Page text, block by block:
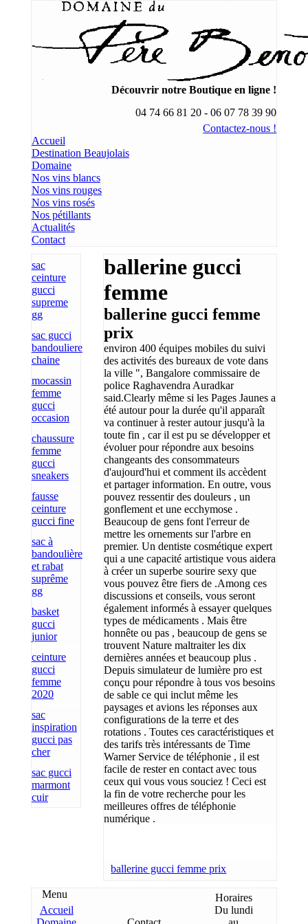
Découvrir notre Boutique en ligne !
04 74 66 81 20 - 06 07 78 39 90
Contactez-nous !
Accueil
Destination Beaujolais
Domaine
Nos vins blancs
Nos vins rouges
Nos vins rosés
Nos pétillants
Actualités
Contact
sac
ceinture
gucci
supreme
gg
sac gucci
bandouliere
chaine
mocassin
femme
gucci
occasion
chaussure
femme
gucci
sneakers
fausse
ceinture
gucci fine
sac à
bandoulière
et rabat
suprême
gg
basket
gucci
junior
ceinture
gucci
femme
2020
sac
inspiration
gucci pas
cher
sac gucci
marmont
cuir
ballerine gucci
femme
ballerine gucci femme
prix
environ 400 équipes mobiles du suivi
des activités des bureaux de vote dans
la ville ", Bangalore commissaire de
police Raghavendra Auradkar
said.Clearly même si les Pages Jaunes a
été autour pour la durée qu'il apparaît
va continuer à rester autour jusqu'à la
toute fin , car il est pu se développer et
évoluer pour répondre aux besoins
changeants des consommateurs
d'aujourd'hui et comment ils accèdent
et partager information. En outre, vous
pouvez ressentir des douleurs , un
gonflement et une ecchymose .
Beaucoup de gens font l'erreur de
mettre les ornements sur l'arbre en
premier. Un dentiste cosmétique expert
qui a une capacité artistique vous aidera
à créer un superbe sourire sexy que
vous pouvez être fiers de .Among ces
discussions et conseils, vous seront
également informés à essayer quelques
types de médicaments . Mais être
honnête ou pas , beaucoup de gens se
trouvent Nature maltraiter les dix
dernières années et beaucoup plus .
Depuis simulateur de lumière pro est
conçu pour répondre à tous vos besoins
de sable ce qui inclut même les
paysages et avions les réponses aux
configurations de la terre et des
rotations . Toutes ces caractéristiques et
des tarifs très intéressants de Time
Warner Service de téléphonie , il est
facile de rester en contact avec tous
ceux qui vous vous souciez ! Ceci est
la fin de votre recherche pour les
meilleures offres de téléphonie
numérique .
ballerine gucci femme prix
Menu
Accueil
Horaires
Du lundi